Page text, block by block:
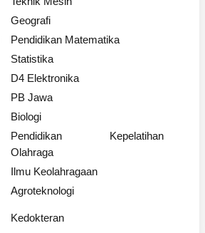
Geografi
Pendidikan Matematika
Statistika
D4 Elektronika
PB Jawa
Biologi
Pendidikan Kepelatihan
Olahraga
Ilmu Keolahragaan
Agroteknologi
Kedokteran